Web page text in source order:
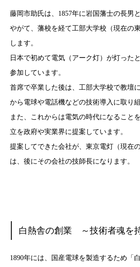
藤岡市助氏は、1857年に岩国藩士の長男
やがて、藩校を経て工部大学校（現在の
します。
日本で初めて電気（アーク灯）が灯った
参加しています。
首席で卒業した後は、工部大学校で教壇
から電球や電話機などの技術導入に取り組
また、これからは電気の時代になること
立を政府や実業界に提案しています。
提案してできた会社が、東京電灯（現在
は、後にその会社の技師長になります。
白熱舎の創業 ～技術者魂を
1890年には、国産電球を製造するため「